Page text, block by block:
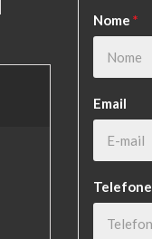
Nome *
Email
Telefone